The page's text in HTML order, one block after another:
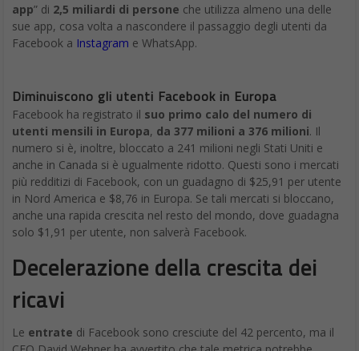
app” di 2,5 miliardi di persone che utilizza almeno una delle
sue app, cosa volta a nascondere il passaggio degli utenti da
Facebook a Instagram e WhatsApp.
Diminuiscono gli utenti Facebook in Europa
Facebook ha registrato il suo primo calo del numero di
utenti mensili in Europa, da 377 milioni a 376 milioni. Il
numero si è, inoltre, bloccato a 241 milioni negli Stati Uniti e
anche in Canada si è ugualmente ridotto. Questi sono i mercati
più redditizi di Facebook, con un guadagno di $25,91 per utente
in Nord America e $8,76 in Europa. Se tali mercati si bloccano,
anche una rapida crescita nel resto del mondo, dove guadagna
solo $1,91 per utente, non salverà Facebook.
Decelerazione della crescita dei
ricavi
Le entrate di Facebook sono cresciute del 42 percento, ma il